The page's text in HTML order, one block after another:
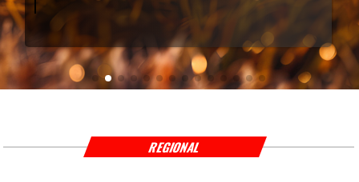
REGIONAL